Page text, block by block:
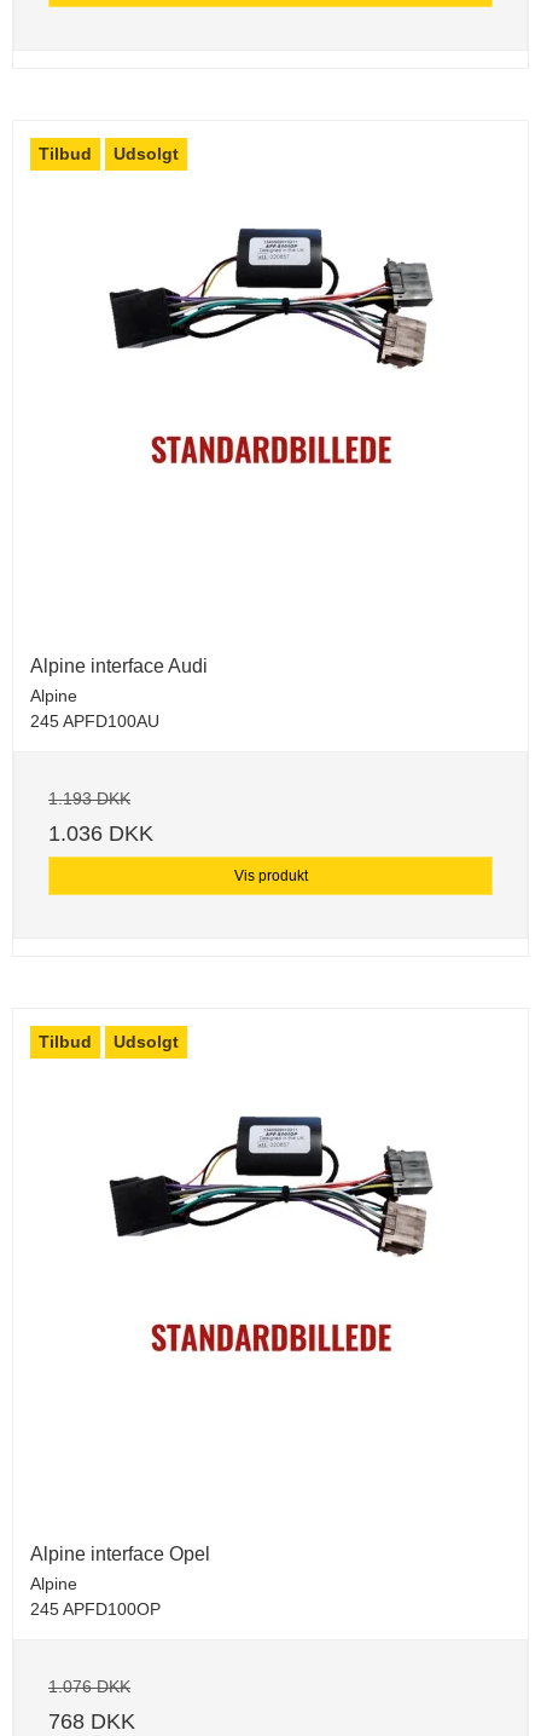
Tilbud Udsolgt
Alpine interface Audi
Alpine
245 APFD100AU
1.193 DKK
1.036 DKK
Vis produkt
Tilbud Udsolgt
Alpine interface Opel
Alpine
245 APFD100OP
1.076 DKK
768 DKK